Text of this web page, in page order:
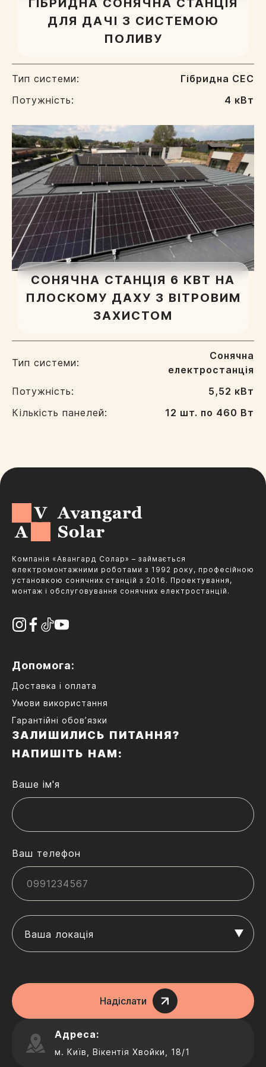
ДЛЯ ДАЧІ З СИСТЕМОЮ
ПОЛИВУ
Тип системи:
Гібридна СЕС
Потужність:
4 кВт
СОНЯЧНА СТАНЦІЯ 6 КВТ НА
ПЛОСКОМУ ДАХУ З ВІТРОВИМ
ЗАХИСТОМ
Тип системи:
Сонячна
електростанція
Потужність:
5,52 кВт
Кількість панелей:
12 шт. по 460 Вт
Компанія «Авангард Солар» – займається
електромонтажними роботами з 1992 року, професійною
установкою сонячних станцій з 2016. Проектування,
монтаж і обслуговування сонячних електростанцій.
Допомога:
Доставка і оплата
Умови використання
Гарантійні обов’язки
ЗАЛИШИЛИСЬ ПИТАННЯ?
НАПИШІТЬ НАМ:
Ваше ім'я
Ваш телефон
Ваша локація
Надіслати
Адреса:
м. Київ, Вікентія Хвойки, 18/1